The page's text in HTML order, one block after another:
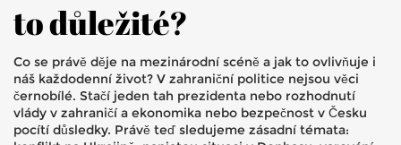
to důležité?
Co se právě děje na mezinárodní scéně a jak to ovlivňuje i
náš každodenní život? V zahraniční politice nejsou věci
černobílé. Stačí jeden tah prezidenta nebo rozhodnutí
vlády v zahraničí a ekonomika nebo bezpečnost v Česku
pocítí důsledky. Právě teď sledujeme zásadní témata: